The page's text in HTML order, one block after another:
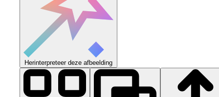
Herinterpreteer deze afbeelding